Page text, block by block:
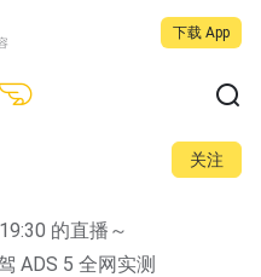
下载 App
关注
的直播～
ADS 5 全网实测